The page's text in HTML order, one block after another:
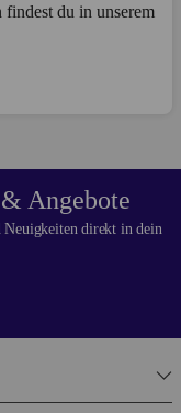
du in unserem
Angebote
Neuigkeiten direkt in dein